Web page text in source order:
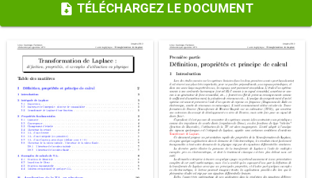
TÉLÉCHARGEZ LE DOCUMENT